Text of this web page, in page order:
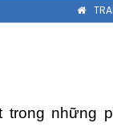
những